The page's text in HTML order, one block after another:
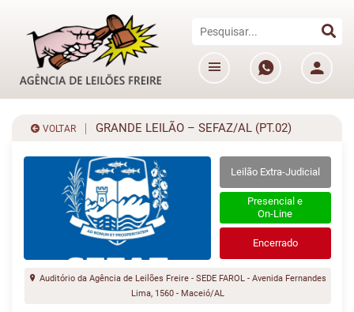
VOLTAR GRANDE LEILÃO – SEFAZ/AL (PT.02)
Leilão Extra-Judicial
Presencial e
On-Line
Encerrado
Auditório da Agência de Leilões Freire - SEDE FAROL - Avenida Fernandes
Lima, 1560 - Maceió/AL